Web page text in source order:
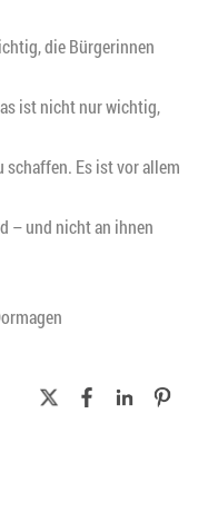
die Bürgerinnen
ist nicht nur wichtig,
Es ist vor allem
– und nicht an ihnen